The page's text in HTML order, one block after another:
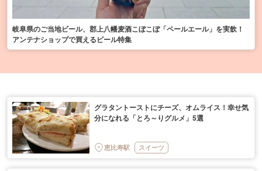
岐阜県のご当地ビール、郡上八幡麦酒こぼこぼ「ペールエール」を実飲！
アンテナショップで買えるビール特集
グラタントーストにチーズ、オムライス！幸せ気
分になれる「とろ～りグルメ」5選
恵比寿駅 スイーツ